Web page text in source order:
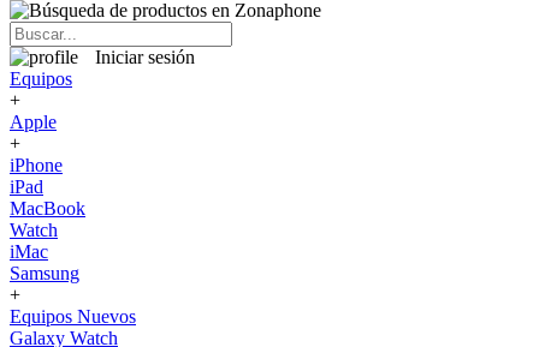
Iniciar sesión
Equipos
+
Apple
+
iPhone
iPad
MacBook
Watch
iMac
Samsung
+
Equipos Nuevos
Galaxy Watch